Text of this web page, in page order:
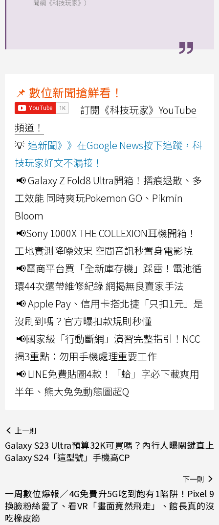
聞網《科技玩家》）
📌 數位新聞搶鮮看！
訂閱《科技玩家》YouTube
頻道！
💡 追新聞》》在Google News按下追蹤，科
技玩家好文不漏接！
📢 Galaxy Z Fold8 Ultra開箱！摺痕退散、多
工效能 同時爽玩Pokemon GO、Pikmin
Bloom
📢Sony 1000X THE COLLEXION耳機開箱！
工地實測降噪效果 空間音訊秒置身電影院
📢電商平台買「全新庫存機」踩雷！電池循
環44次還帶維修紀錄 網揭無良賣家手法
📢 Apple Pay、信用卡搭北捷「只扣1元」是
沒刷到嗎？官方曝扣款規則秒懂
📢國家級「行動斷網」演習完整指引！NCC
揭3重點：勿用手機處理重要工作
📢 LINE免費貼圖4款！「蛤」字必下載爽用
半年、熊大兔兔動態圖超Q
上一則
Galaxy S23 Ultra預算32K可買嗎？內行人曝關鍵直上
Galaxy S24「這型號」手機高CP
下一則
一周數位爆報／4G免費升5G吃到飽有1陷阱！Pixel 9
換臉粉絲愛了、看VR「畫面竟然飛走」、館長真的沒
吃橡皮筋